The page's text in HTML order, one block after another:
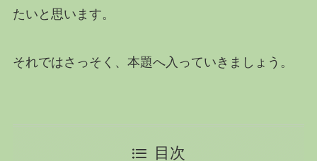
たいと思います。
それではさっそく、本題へ入っていきましょう。
目次